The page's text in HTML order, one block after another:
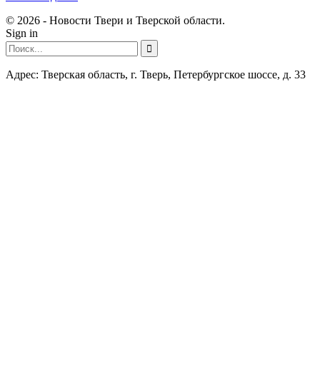
© 2026 - Новости Твери и Тверской области.
Sign in
Адрес: Тверская область, г. Тверь, Петербургское шоссе, д. 33